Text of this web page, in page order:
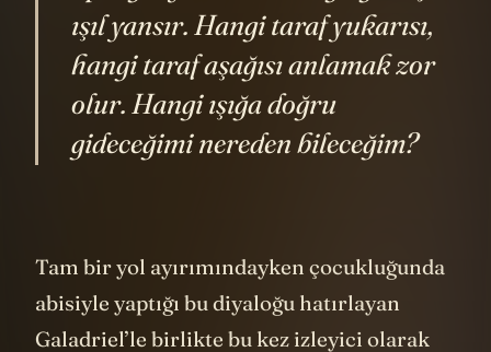
tıpkı gökyüzünde olduğu gibi ışıl
ışıl yansır. Hangi taraf yukarısı,
hangi taraf aşağısı anlamak zor
olur. Hangi ışığa doğru
Tam bir yol ayırımındayken çocukluğunda
abisiyle yaptığı bu diyaloğu hatırlayan